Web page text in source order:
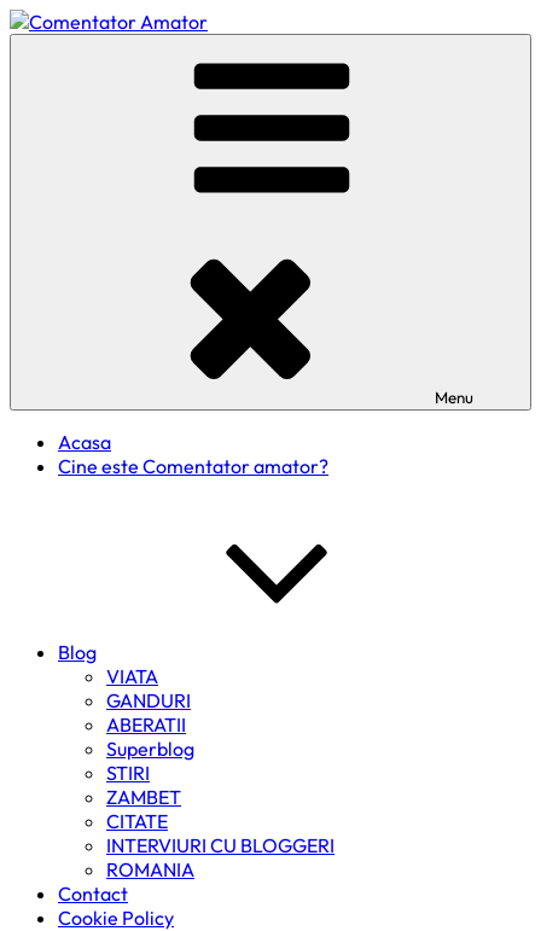
Skip
to
Menu
Acasa
Cine este Comentator amator?
Blog
VIATA
GANDURI
ABERATII
Superblog
STIRI
ZAMBET
CITATE
INTERVIURI CU BLOGGERI
ROMANIA
Contact
Cookie Policy